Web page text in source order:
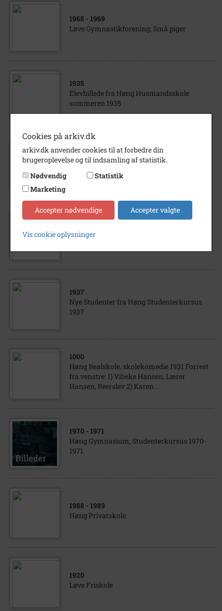
1968 - 1969
Løve Gymnastikforening, Små piger
1935
Elevbillede fra Høng Husmandsskole
sommeren 1935
1942
1957
Christian og Marie Hansen,
1937
Nye Studenter fra Høng Studenterkursus
1937
1000
Høng Realskole, skolekomedie 1931 Forrest
fra venstre: 1) Vibeke Hansen, Lærer
Hansen, Reerslev 2) Karen...
1970 - 1971
Høng Gymnasium, Studenterkursus 1970-
1971
1988 - 1989
Høng Privatskole.
1920
Løve Friskole
Cookies på arkiv.dk
arkiv.dk anvender cookies til at forbedre din
brugeroplevelse og til indsamling af statistik.
Nødvendig
Statistik
Marketing
Accepter nødvendige Accepter valgte
Vis cookie oplysninger